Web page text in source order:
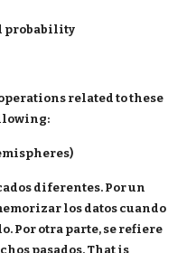
probability
related to these
diferentes. Por un
los datos cuando
Por otra parte, se refiere
pasados. That is